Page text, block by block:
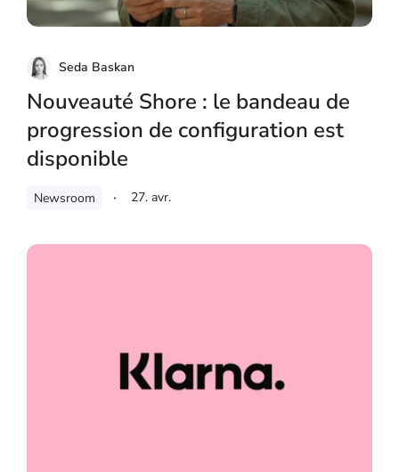
Seda Baskan
Nouveauté Shore : le bandeau de
progression de configuration est
disponible
Newsroom 27. avr.